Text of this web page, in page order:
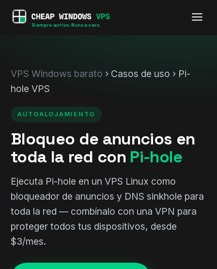
Siempre activo. Nunca caro.
VPS Windows barato › Casos de uso › Pi-
hole VPS
AUTOALOJAMIENTO
Bloqueo de anuncios en
toda la red con Pi-hole
Ejecuta Pi-hole en un VPS Linux como
bloqueador de anuncios y DNS sinkhole para
toda la red — combínalo con una VPN para
proteger todos tus dispositivos, desde
$3/mes.